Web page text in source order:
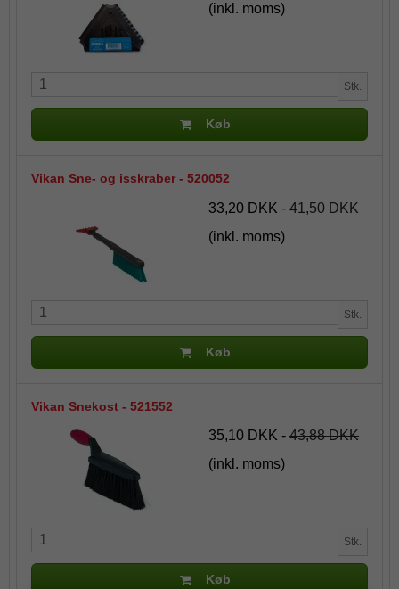
(inkl. moms)
Stk.
Køb
Vikan Sne- og isskraber - 520052
33,20 DKK - 41,50 DKK
(inkl. moms)
Stk.
Køb
Vikan Snekost - 521552
35,10 DKK - 43,88 DKK
(inkl. moms)
Stk.
Køb